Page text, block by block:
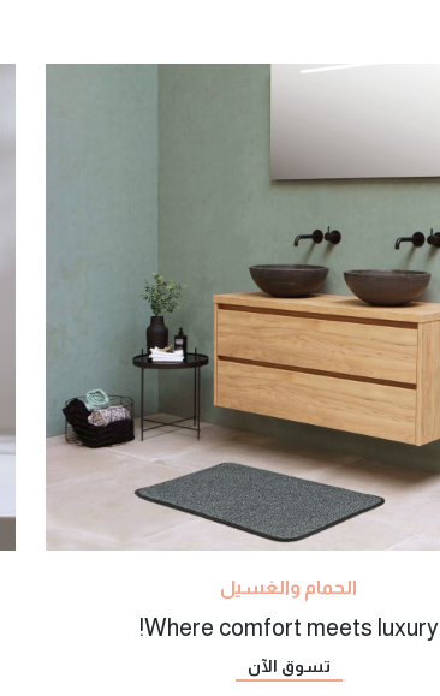
الحمام والغسيل
Where comfort meets luxury!
تسوق الآن